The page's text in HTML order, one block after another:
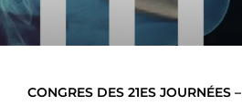
CONGRES DES 21ES JOURNÉES